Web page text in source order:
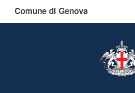
Comune di Genova